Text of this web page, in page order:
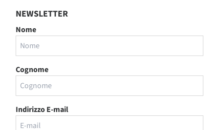
NEWSLETTER
Nome
Cognome
Indirizzo E-mail